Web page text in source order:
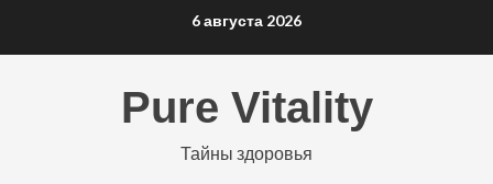
6 августа 2026
Pure Vitality
Тайны здоровья